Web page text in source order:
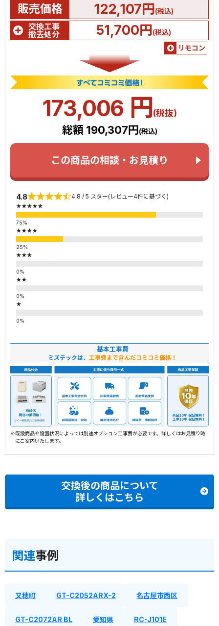
販売価格 122,107円(税込)
交換工事
撤去処分
51,700円(税込)
リモコン
173,006 円(税抜)
総額 190,307円 (税込)
この商品の相談・お見積り
4.8 4.8 / 5 スター(レビュー4件に基づく)
★★★★★
★★★★
★★★
★★
★
基本工事費
ミズテックは、 工事費まで含んだコミコミ価格！
※既設商品や設置状況によっては別途オプション工事費が必要です。詳しくはお見積り時
にご案内いたします。
交換後の商品について
詳しくはこちら
関連事例
又穂町 GT-C2052ARX-2 名古屋市西区
GT-C2072AR BL 愛知県 RC-J101E